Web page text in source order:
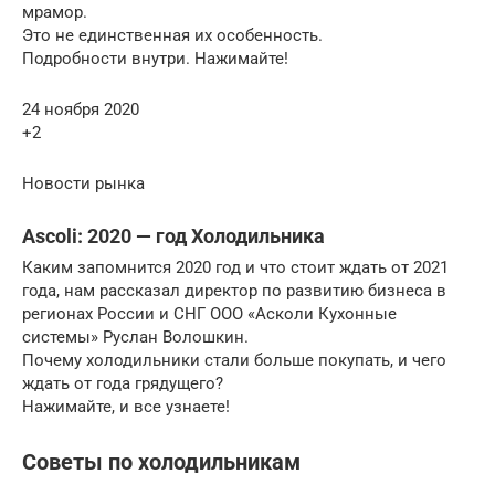
мрамор.
Это не единственная их особенность.
Подробности внутри. Нажимайте!
24 ноября 2020
+2
Новости рынка
Ascoli: 2020 — год Холодильника
Каким запомнится 2020 год и что стоит ждать от 2021
года, нам рассказал директор по развитию бизнеса в
регионах России и СНГ ООО «Асколи Кухонные
системы» Руслан Волошкин.
Почему холодильники стали больше покупать, и чего
ждать от года грядущего?
Нажимайте, и все узнаете!
Советы по холодильникам